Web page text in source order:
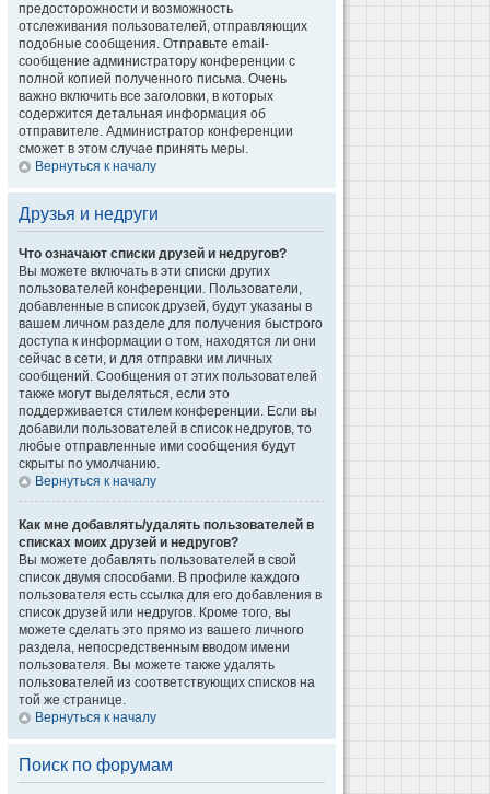
предосторожности и возможность
отслеживания пользователей, отправляющих
подобные сообщения. Отправьте email-
сообщение администратору конференции с
полной копией полученного письма. Очень
важно включить все заголовки, в которых
содержится детальная информация об
отправителе. Администратор конференции
сможет в этом случае принять меры.
Вернуться к началу
Друзья и недруги
Что означают списки друзей и недругов?
Вы можете включать в эти списки других
пользователей конференции. Пользователи,
добавленные в список друзей, будут указаны в
вашем личном разделе для получения быстрого
доступа к информации о том, находятся ли они
сейчас в сети, и для отправки им личных
сообщений. Сообщения от этих пользователей
также могут выделяться, если это
поддерживается стилем конференции. Если вы
добавили пользователей в список недругов, то
любые отправленные ими сообщения будут
скрыты по умолчанию.
Вернуться к началу
Как мне добавлять/удалять пользователей в
списках моих друзей и недругов?
Вы можете добавлять пользователей в свой
список двумя способами. В профиле каждого
пользователя есть ссылка для его добавления в
список друзей или недругов. Кроме того, вы
можете сделать это прямо из вашего личного
раздела, непосредственным вводом имени
пользователя. Вы можете также удалять
пользователей из соответствующих списков на
той же странице.
Вернуться к началу
Поиск по форумам